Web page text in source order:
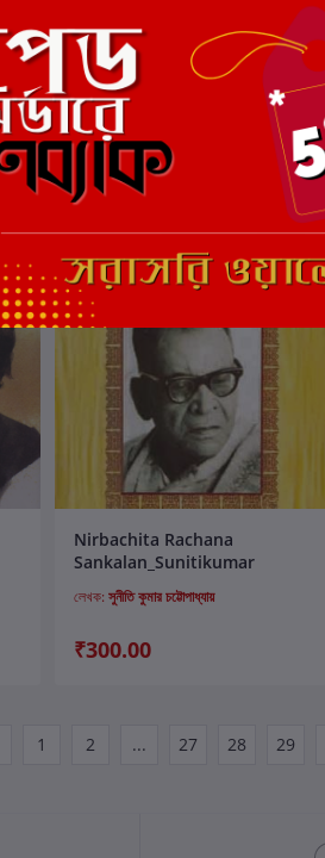
লেখক:তারাদাস বন্দ্যোপাধ্যায়
₹750.00
কার্টে যোগ করুন
Nirbachita Rachana
Sankalan_Sunitikumar
লেখক: সুনীতি কুমার চট্টোপাধ্যায়
₹300.00
1 2 ... 27 28 29